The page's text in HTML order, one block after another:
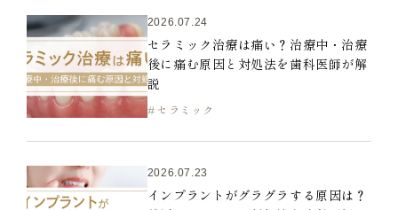
2026.07.24
セラミック治療は痛い？治療中・治療
後に痛む原因と対処法を歯科医師が解
説
セラミック
2026.07.23
インプラントがグラグラする原因は？